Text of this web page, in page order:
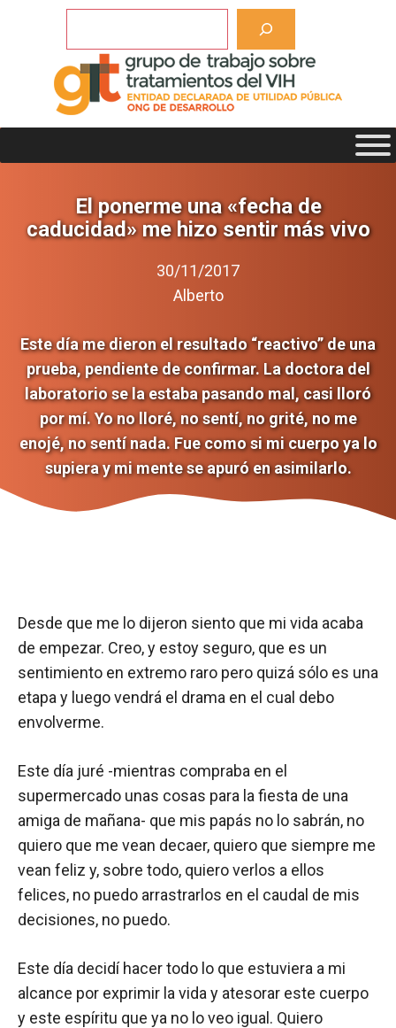
El ponerme una «fecha de
caducidad» me hizo sentir más vivo
30/11/2017
Alberto
Este día me dieron el resultado “reactivo” de una
prueba, pendiente de confirmar. La doctora del
laboratorio se la estaba pasando mal, casi lloró
por mí. Yo no lloré, no sentí, no grité, no me
enojé, no sentí nada. Fue como si mi cuerpo ya lo
supiera y mi mente se apuró en asimilarlo.
Desde que me lo dijeron siento que mi vida acaba
de empezar. Creo, y estoy seguro, que es un
sentimiento en extremo raro pero quizá sólo es una
etapa y luego vendrá el drama en el cual debo
envolverme.
Este día juré -mientras compraba en el
supermercado unas cosas para la fiesta de una
amiga de mañana- que mis papás no lo sabrán, no
quiero que me vean decaer, quiero que siempre me
vean feliz y, sobre todo, quiero verlos a ellos
felices, no puedo arrastrarlos en el caudal de mis
decisiones, no puedo.
Este día decidí hacer todo lo que estuviera a mi
alcance por exprimir la vida y atesorar este cuerpo
y este espíritu que ya no lo veo igual. Quiero